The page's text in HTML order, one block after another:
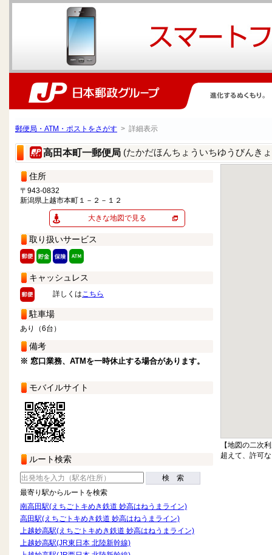
郵便局・ATM・ポストをさがす > 詳細表示
高田本町一郵便局 (たかだほんちょういちゆうびんき
住所
〒943-0832
新潟県上越市本町１－２－１２
大きな地図で見る
取り扱いサービス
キャッシュレス
詳しくはこちら
駐車場
あり（6台）
備考
※ 窓口業務、ATMを一時休止する場合があります。
モバイルサイト
ルート検索
検 索
最寄り駅からルートを検索
南高田駅(えちごトキめき鉄道 妙高はねうまライン)
高田駅(えちごトキめき鉄道 妙高はねうまライン)
上越妙高駅(えちごトキめき鉄道 妙高はねうまライン)
上越妙高駅(JR東日本 北陸新幹線)
【地図の二次
超えて、許可